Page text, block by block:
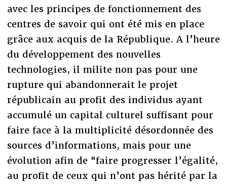
avec les principes de fonctionnement des
centres de savoir qui ont été mis en place
grâce aux acquis de la République. A l’heure
du développement des nouvelles
technologies, il milite non pas pour une
rupture qui abandonnerait le projet
républicain au profit des individus ayant
accumulé un capital culturel suffisant pour
faire face à la multiplicité désordonnée des
sources d’informations, mais pour une
évolution afin de "faire progresser l’égalité,
au profit de ceux qui n’ont pas hérité par la